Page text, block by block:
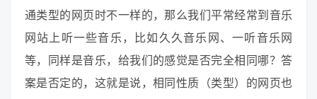
通类型的网页时不一样的，那么我们平常经常到音乐
网站上听一些音乐，比如久久音乐网、一听音乐网
等，同样是音乐，给我们的感觉是否完全相同哪？答
案是否定的，这就是说，相同性质（类型）的网页也